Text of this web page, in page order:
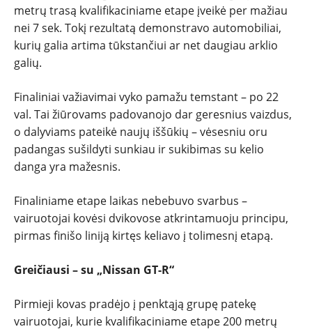
metrų trasą kvalifikaciniame etape įveikė per mažiau
nei 7 sek. Tokį rezultatą demonstravo automobiliai,
kurių galia artima tūkstančiui ar net daugiau arklio
galių.
Finaliniai važiavimai vyko pamažu temstant – po 22
val. Tai žiūrovams padovanojo dar geresnius vaizdus,
o dalyviams pateikė naujų iššūkių – vėsesniu oru
padangas sušildyti sunkiau ir sukibimas su kelio
danga yra mažesnis.
Finaliniame etape laikas nebebuvo svarbus –
vairuotojai kovėsi dvikovose atkrintamuoju principu,
pirmas finišo liniją kirtęs keliavo į tolimesnį etapą.
Greičiausi – su „Nissan GT-R“
Pirmieji kovas pradėjo į penktąją grupę patekę
vairuotojai, kurie kvalifikaciniame etape 200 metrų